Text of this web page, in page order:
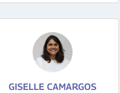
GISELLE CAMARGOS